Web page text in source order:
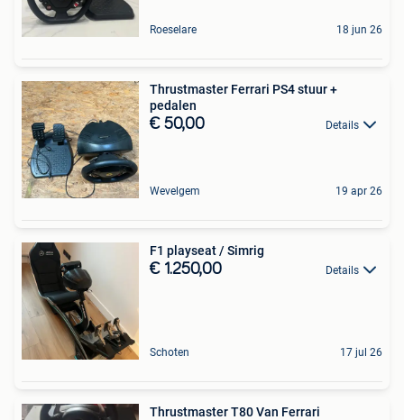
Roeselare 18 jun 26
Thrustmaster Ferrari PS4 stuur +
pedalen
€ 50,00 Details
Wevelgem 19 apr 26
F1 playseat / Simrig
€ 1.250,00 Details
Schoten 17 jul 26
Thrustmaster T80 Van Ferrari